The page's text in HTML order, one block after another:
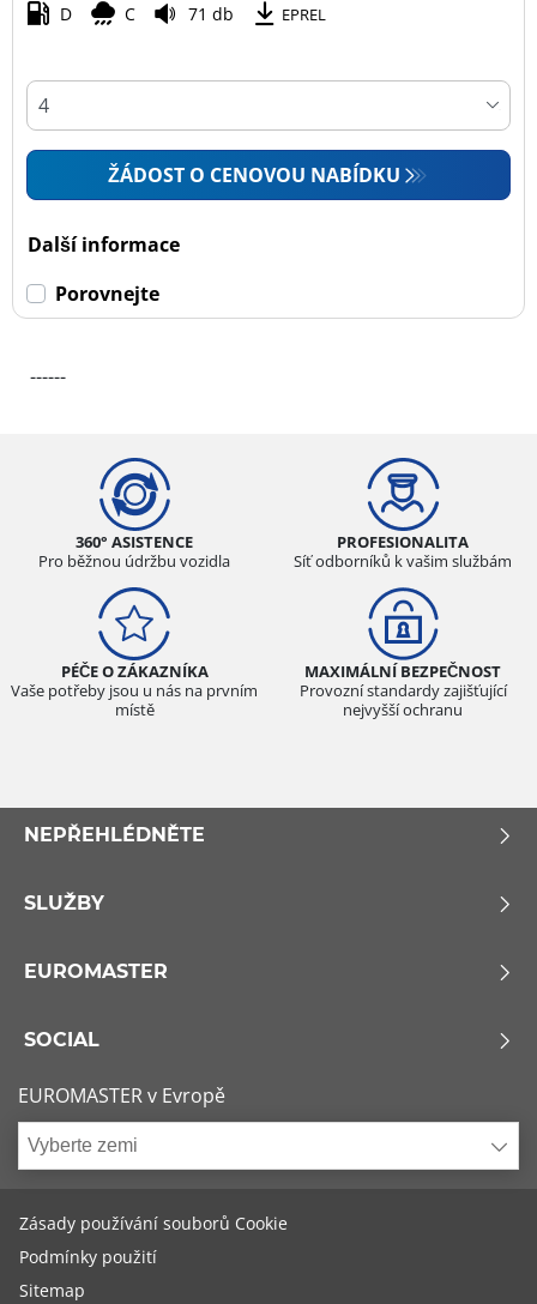
D C 71 db EPREL
ŽÁDOST O CENOVOU NABÍDKU
Další informace
Porovnejte
------
360° ASISTENCE
Pro běžnou údržbu vozidla
PROFESIONALITA
Síť odborníků k vašim službám
PÉČE O ZÁKAZNÍKA
Vaše potřeby jsou u nás na prvním
místě
MAXIMÁLNÍ BEZPEČNOST
Provozní standardy zajišťující
nejvyšší ochranu
NEPŘEHLÉDNĚTE
SLUŽBY
EUROMASTER
SOCIAL
EUROMASTER v Evropě
Vyberte zemi
Zásady používání souborů Cookie
Podmínky použití
Sitemap